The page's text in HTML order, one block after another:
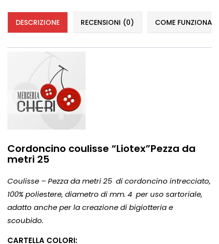
DESCRIZIONE RECENSIONI (0) COME
Cordoncino coulisse “Liotex”Pezza da
metri 25
Coulisse – Pezza da metri 25 di cordoncino intrecciato,
100% poliestere, diametro di mm. 4 per uso sartoriale,
adatto anche per la creazione di bigiotteria e
scoubido.
CARTELLA COLORI: